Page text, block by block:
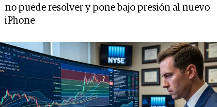
no puede resolver y pone bajo presión al nuevo
iPhone